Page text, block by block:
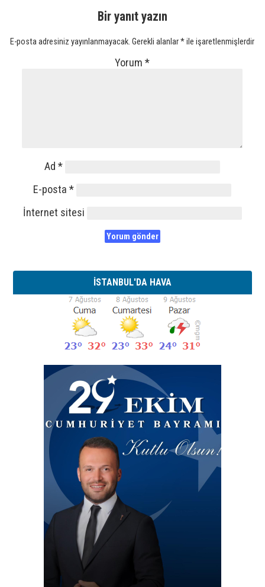
Bir yanıt yazın
E-posta adresiniz yayınlanmayacak. Gerekli alanlar*ile işaretlenmişlerdir
Yorum*
Ad*
E-posta*
İnternet sitesi
İSTANBUL'DA HAVA